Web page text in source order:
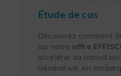
Étude de cas
Découvrez comment la
sur notre offre
accélérer sa transition
Générative, en